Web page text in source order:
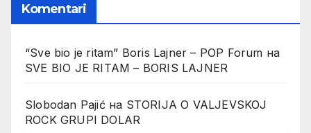
Komentari
“Sve bio je ritam” Boris Lajner – POP Forum на
SVE BIO JE RITAM – BORIS LAJNER
Slobodan Pajićна STORIJA O VALJEVSKOJ
ROCK GRUPI DOLAR